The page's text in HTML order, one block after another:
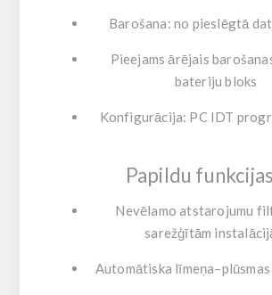
Barošana: no pieslēgtā
Pieejams ārējais
bateriju bloks
Konfigurācija: PC IDT
Papildu funkcijas
Nevēlamo atstarojumu
sarežģītām
Automātiska